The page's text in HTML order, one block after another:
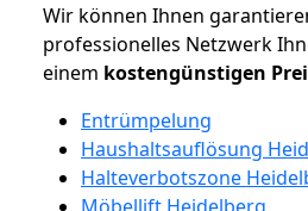
Wir können Ihnen
professionelles Netzwerk
einem kostengünstigen
Entrümpelung
Haushaltsauflösung
Halteverbotszone
Möbellift Heidelberg